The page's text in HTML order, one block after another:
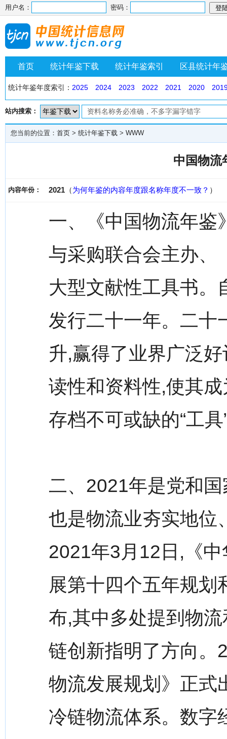
用户名： 密码：
首页 统计年鉴下载 统计年鉴索引 区县统计年
统计年鉴年度索引： 2025 2024 2023 2022 2021 2020
站内搜索：
您当前的位置： 首页 > 统计年鉴下载 > WWW
中国物流
内容年份： 2021 （为何年鉴的内容年度跟名称年度不一致？ ）
一、《中国物流年鉴
与采购联合会主办、
大型文献性工具书。
发行二十一年。二十
升,赢得了业界广泛
读性和资料性,使其
存档不可或缺的“工具
二、2021年是党和
也是物流业夯实地位
2021年3月12日,《
展第十四个五年规划
布,其中多处提到物
链创新指明了方向。
物流发展规划》正式
冷链物流体系。数字